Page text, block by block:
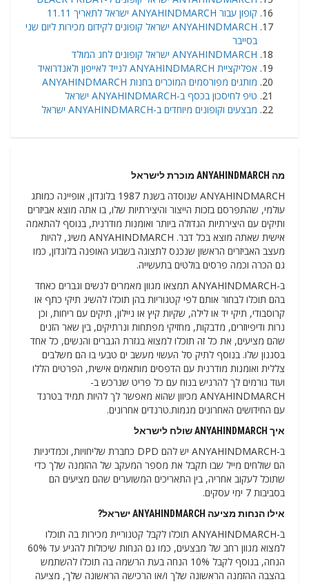
קופון עבור ANYAHINDMARCH ישראל לתאריך 11.11
ANYAHINDMARCH ישראל קופונים לקידום מכירות ליום שני
בסייבר
ANYAHINDMARCH ישראל קופונים לחג המולד
אפליקציית ANYAHINDMARCH לנייד לאייפון ולאנדרואיד
מותגים מפורסמים המוכרים בחנות ANYAHINDMARCH
טיפ לחיסכון בכסף ב-ANYAHINDMARCH ישראל
מבצעים וקופונים מיוחדים ב-ANYAHINDMARCH ישראל
מה ANYAHINDMARCH מוכרת לישראל
ANYAHINDMARCH שנוסדה בשנת 1987 בלונדון, אופיינה כמותג
עולמי, שהתפרסם בזכות הייצור והיצירתיות שלו, בו אתה מוצא אביזרים
ותיקים עם היצירתיות הגדולה ביותר ואומנות מודרנית, בנוסף להתאמה
אישית שאתה מוצא בכל דבר. ANYAHINDMARCH משיג, להיות
מעצב האביזרים הראשון שנכנס לתצוגה בשבוע האופנה בלונדון, כמו
גם הכרה וכמה פרסים בולטים בתעשייה.
ב-ANYAHINDMARCH תמצאו מגוון מאמרים לנשים וגברים כאחד
בהם תוכלו לבחור אותם לפי קטגוריות בהן תוכלו להשיג תיקי כתף או
קרוסבודי, תיקי יד או לילה, שקיות קיץ או ניילון, תיקים עם ריחות, וכן
נרות ודיפיוזרים, מדבקות, מחזיקי מפתחות ונרתיקים, בין שאר הזנים
שהם מציעים, את כל זה תוכלו למצוא בגזרת הגברים והנשים, כל אחד
בסגנון שלו. בנוסף לתיק סל העשוי מעשב ים טבעי בו הם משלבים
צללית ואומנות מודרנית עם הדפסים מותאמים אישית, הפרטים הללו
ועוד גורמים לך להרגיש בנוח עם כל פריט שנרכש ב-
ANYAHINDMARCH מכיוון שהוא מאפשר לך להיות תמיד בטרנד
עם החידושים האחרונים מגמות.טרנדים אחרונים.
איך ANYAHINDMARCH שולח לישראל
ב-ANYAHINDMARCH יש להם DPD כחברת שליחויות, וכמדיניות
הם שולחים מייל שבו תקבל את מספר המעקב של ההזמנה שלך כדי
שתוכל לעקוב אחריה, בין התאריכים המשוערים שהם מציעים הם
בסביבות 7 ימי עסקים.
אילו הנחות מציעה ANYAHINDMARCH ישראל?
ב-ANYAHINDMARCH תוכלו לקבל קטגוריית מכירות בה תוכלו
למצוא מגוון רחב של מבצעים, כמו גם הנחות שיכולות להגיע עד 60%
הנחה, בנוסף לקבל 10% הנחה בעת הרשמה בה תוכלו להשתמש
בהצבה ההזמנה הראשונה שלך ו/או הרכישה הראשונה שלך, מציעה